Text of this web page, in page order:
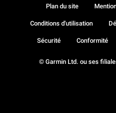
© Garmin Ltd. ou ses
Plan du site
Conditions d'utilisation
Sécurité Conformité